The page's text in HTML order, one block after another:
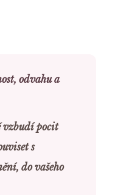
odvahu a
vzbudí pocit
s
do vašeho